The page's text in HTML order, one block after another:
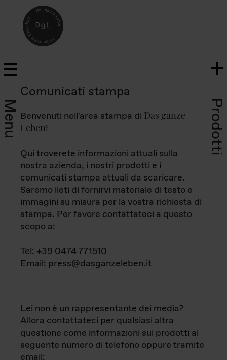
Menu Prodotti
Comunicati stampa
Benvenuti nell'area stampa di Das ganze
Leben!
Qui troverete informazioni attuali sulla
nostra azienda, i nostri prodotti e i
comunicati stampa attuali da scaricare.
Saremo lieti di fornirvi materiale di testo e
immagini su misura per la vostra richiesta di
stampa. Per favore contattateci a questo
scopo a:
Tel: +39 0474 771510
Email: press@dasganzeleben.it
Lei non è un rappresentante dei media?
Allora contattateci per qualsiasi altra
questione come informazioni sui prodotti al
seguente numero di telefono oppure tramite
email: